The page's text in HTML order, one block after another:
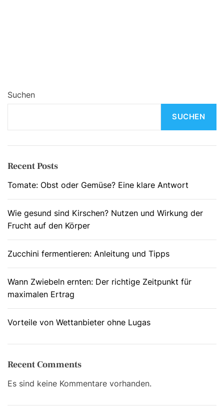
Suchen
SUCHEN
Recent Posts
Tomate: Obst oder Gemüse? Eine klare Antwort
Wie gesund sind Kirschen? Nutzen und Wirkung der
Frucht auf den Körper
Zucchini fermentieren: Anleitung und Tipps
Wann Zwiebeln ernten: Der richtige Zeitpunkt für
maximalen Ertrag
Vorteile von Wettanbieter ohne Lugas
Recent Comments
Es sind keine Kommentare vorhanden.